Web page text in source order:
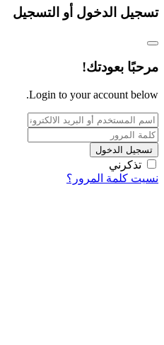
تسجيل الدخول أو التسجيل
مرحبًا بعودتك!
Login to your account below.
تسجيل الدخول
تذكرني
نسيت كلمة المرور؟